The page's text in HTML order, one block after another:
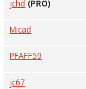
jchd (PRO)
Micad
PFAFF59
jc67